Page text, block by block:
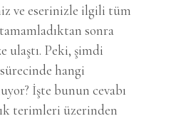
ve eserinizle ilgili tüm
tamamladıktan sonra
ulaştı. Peki, şimdi
sürecinde hangi
İşte bunun cevabı
terimleri üzerinden